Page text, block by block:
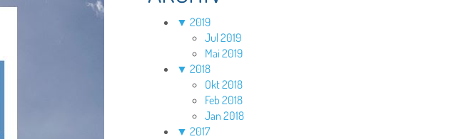
▼ 2019
Jul 2019
Mai 2019
▼ 2018
Okt 2018
Feb 2018
Jan 2018
▼ 2017